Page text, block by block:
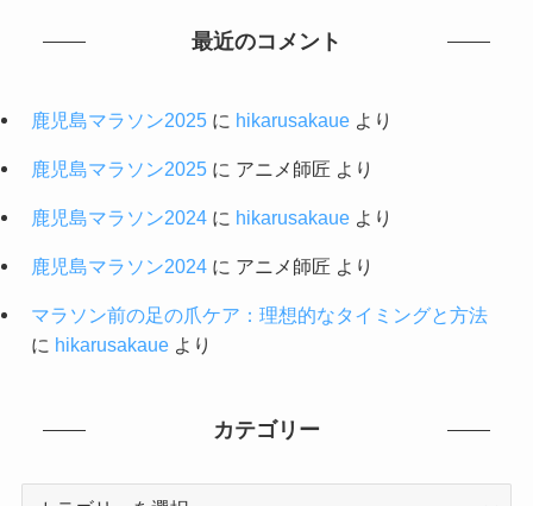
最近のコメント
鹿児島マラソン2025に hikarusakaueより
鹿児島マラソン2025に アニメ師匠 より
鹿児島マラソン2024に hikarusakaueより
鹿児島マラソン2024に アニメ師匠 より
マラソン前の足の爪ケア：理想的なタイミングと方法
に hikarusakaueより
カテゴリー